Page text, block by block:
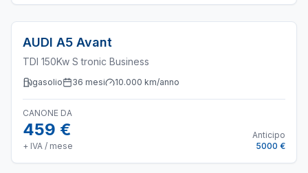
AUDI A5 Avant
TDI 150Kw S tronic Business
gasolio 36 mesi 10.000 km/anno
CANONE DA
459 €
+ IVA / mese
Anticipo
5000 €